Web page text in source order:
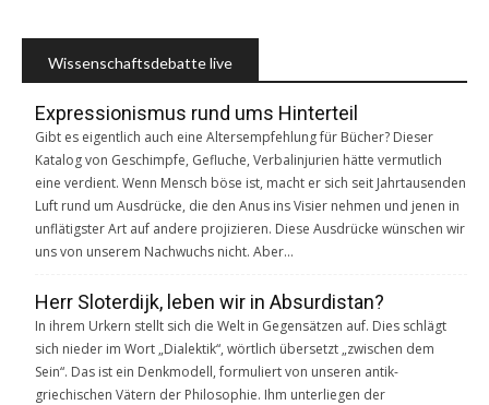
Wissenschaftsdebatte live
Expressionismus rund ums Hinterteil
Gibt es eigentlich auch eine Altersempfehlung für Bücher? Dieser
Katalog von Geschimpfe, Gefluche, Verbalinjurien hätte vermutlich
eine verdient. Wenn Mensch böse ist, macht er sich seit Jahrtausenden
Luft rund um Ausdrücke, die den Anus ins Visier nehmen und jenen in
unflätigster Art auf andere projizieren. Diese Ausdrücke wünschen wir
uns von unserem Nachwuchs nicht. Aber…
Herr Sloterdijk, leben wir in Absurdistan?
In ihrem Urkern stellt sich die Welt in Gegensätzen auf. Dies schlägt
sich nieder im Wort „Dialektik“, wörtlich übersetzt „zwischen dem
Sein“. Das ist ein Denkmodell, formuliert von unseren antik-
griechischen Vätern der Philosophie. Ihm unterliegen der